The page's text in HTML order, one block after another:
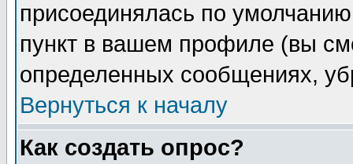
присоединялась по
пункт в вашем профиле (вы
определенных сообщениях,
Вернуться к началу
Как создать опрос?